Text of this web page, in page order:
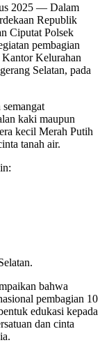
2025 — Dalam
Republik
Ciputat Polsek
pembagian
Kantor Kelurahan
Selatan, pada
kaki maupun
kecil Merah Putih
tanah air.
bahwa
pembagian 10
edukasi kepada
dan cinta